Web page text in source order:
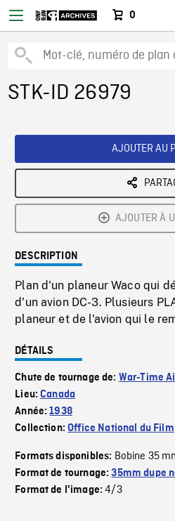
0
STK-ID 26979
AJOUTER AU
AJOUTER À
DESCRIPTION
Plan d'un planeur Waco qui
d'un avion DC-3. Plusieurs
planeur et de l'avion qui le
DÉTAILS
Chute de tournage de: War-Time
Lieu:Canada
Année:1938
Collection:Office National du Film
Formats disponibles: Bobine 35
Format de tournage:35mm dupe
Format de l'image:4/3